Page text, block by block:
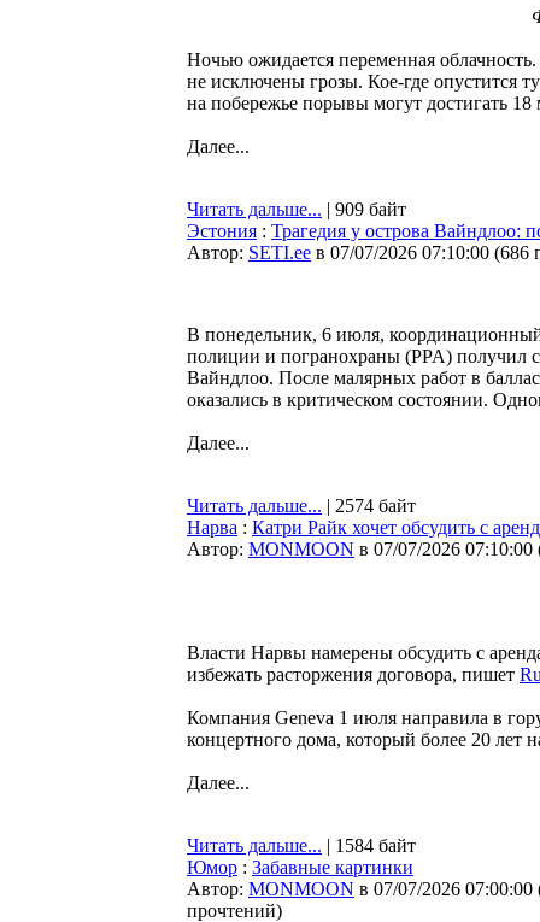
Ночью ожидается переменная
не исключены грозы. Кое-где опустится
на побережье порывы могут достигать
Далее...
Читать дальше... | 909 байт
Эстония : Трагедия у острова Вайндлоо:
Автор: SETI.ee в 07/07/2026 07:10:00 (686
В понедельник, 6 июля,
полиции и погранохраны (PPA) получил
Вайндлоо. После малярных работ в
оказались в критическом состоянии.
Далее...
Читать дальше... | 2574 байт
Нарва : Катри Райк хочет обсудить с
Автор: MONMOON в 07/07/2026 07:10:00
Власти Нарвы намерены обсудить с
избежать расторжения договора, пишет
Компания Geneva 1 июля направила в
концертного дома, который более 20 лет
Далее...
Читать дальше... | 1584 байт
Юмор : Забавные картинки
Автор: MONMOON в 07/07/2026 07:00:00
прочтений)